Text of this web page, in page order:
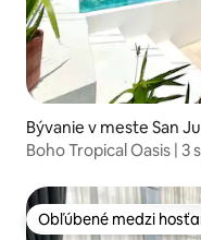
Bývanie v meste San
Boho Tropical Oasis | 3
Obľúbené medzi
Obľúbené medzi